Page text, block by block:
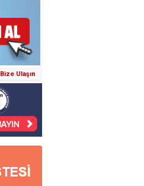
Bize Ulaşın